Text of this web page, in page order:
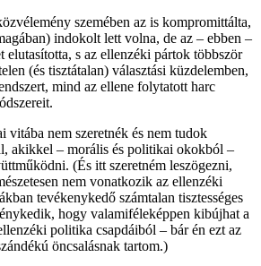
szemében az is kompromittálta,
indokolt lett volna, de az – ebben –
elutasította, s az ellenzéki pártok többször
(és tisztátalan) választási küzdelemben,
mind az ellene folytatott harc
vitába nem szeretnék és nem tudok
akikkel – morális és politikai okokból –
(És itt szeretném leszögezni,
nem vonatkozik az ellenzéki
tevékenykedő számtalan tisztességes
hogy valamiféleképpen kibújhat a
politika csapdáiból – bár én ezt az
öncsalásnak tartom.)